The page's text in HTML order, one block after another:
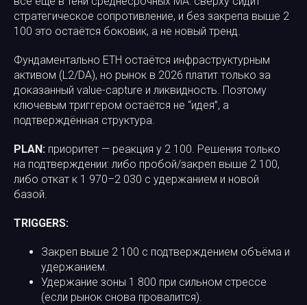
стратегическое сопротивление, и без закрепа выше 2
100 это остаётся боковик, а не новый тренд.
Фундаментально ETH остаётся инфраструктурным
активом (L2/DA), но рынок в 2026 платит только за
доказанный value-capture и ликвидность. Поэтому
ключевым триггером остаётся не “идея”, а
подтверждённая структура.
PLAN: приоритет — реакция у 2 100. Решения только
на подтверждении: либо пробой/закреп выше 2 100,
либо откат к 1 970–2 030 с удержанием и новой
базой.
TRIGGERS:
Закреп выше 2 100 с подтверждением объёма и
удержанием.
Удержание зоны 1 800 при сильном стрессе
(если рынок снова провалится).